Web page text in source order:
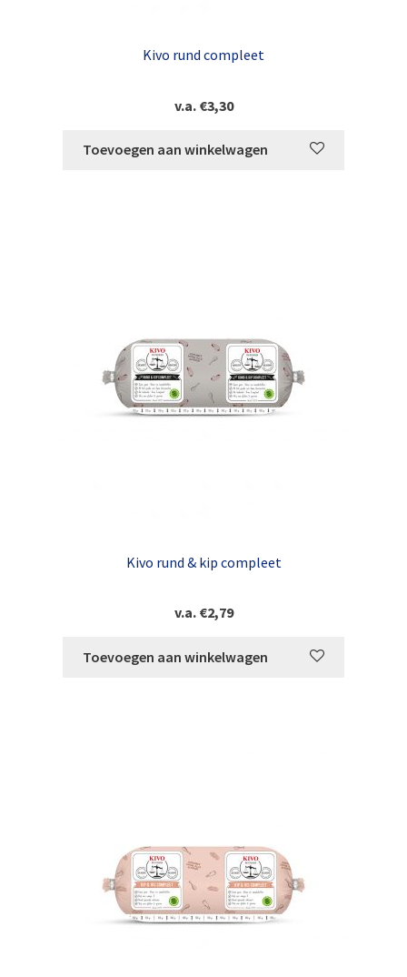
Kivo rund compleet
v.a. €3,30
Toevoegen aan winkelwagen
Kivo rund & kip compleet
v.a. €2,79
Toevoegen aan winkelwagen